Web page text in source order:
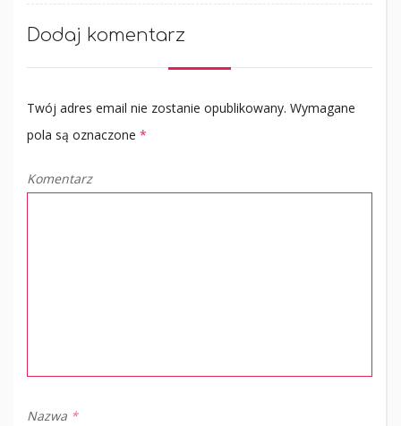
Dodaj komentarz
Twój adres email nie zostanie opublikowany. Wymagane
pola są oznaczone *
Komentarz
Nazwa *